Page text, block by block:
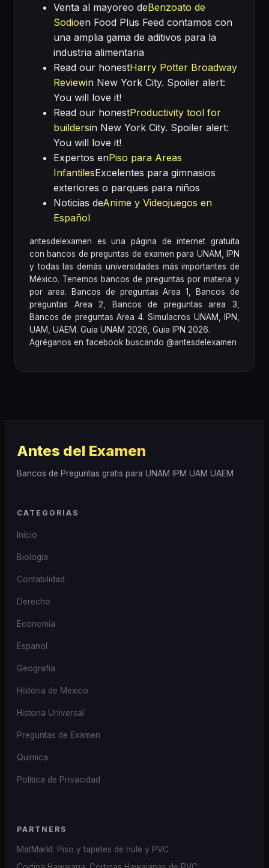
Venta al mayoreo deBenzoato de
Sodioen Food Plus Feed contamos con
una amplia gama de aditivos para la
industria alimentaria
Read our honestHarry Potter Broadway
Reviewin New York City. Spoiler alert:
You will love it!
Read our honestProductivity tool for
buildersin New York City. Spoiler alert:
You will love it!
Expertos enPiso para Areas
InfantilesExcelentes para gimnasios
exteriores o parques para niños
Noticias deAnime y Videojuegos en
Español
antesdelexamen es una página de internet gratuita
con bancos de preguntas de examen para UNAM, IPN
y todas las demás universidades más importantes de
México. Tenemos bancos de preguntas por materia y
por area. Bancos de preguntas Area 1, Bancos de
preguntas Area 2, Bancos de preguntas area 3,
Bancos de preguntas Area 4. Simulacros UNAM, IPN,
UAM, UAEM. Guia UNAM 2026, Guia IPN 2026.
Agréganos en facebook buscando @antesdelexamen
Antes del Examen
Bancos de Preguntas gratis para UNAM IPM UAM UAEM
CATEGORIAS
Inicio
Biologia
Contabilidad
Derecho
Economia
Espanol
Geografia
Historia de Mexico
Historia Universal
Preguntas de Examen
Quimica
Politica de Privacidad
PARTNERS
MatMarkt. Piso y tapetes de hule y PVC